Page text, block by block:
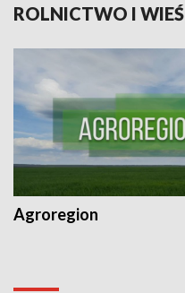
ROLNICTWO I WIEŚ
Agroregion